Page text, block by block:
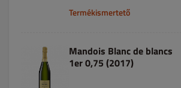
Termékismertető
Mandois Blanc de blancs
1er 0,75 (2017)